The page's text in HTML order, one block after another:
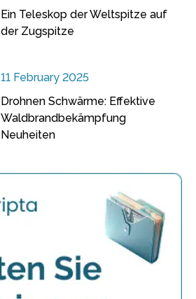
Ein Teleskop der Weltspitze auf
der Zugspitze
11 February 2025
Drohnen Schwärme: Effektive
Waldbrandbekämpfung
Neuheiten